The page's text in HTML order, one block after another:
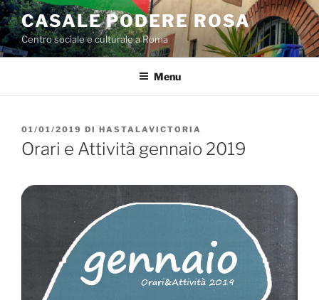
Salta
al
contenuto
CASALE PODERE ROSA
Centro sociale e culturale a Roma
Menu
PUBBLICATO
IL
01/01/2019 DI HASTALAVICTORIA
Orari e Attività gennaio 2019